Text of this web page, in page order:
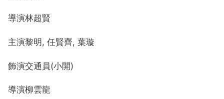
導演林超賢
主演黎明, 任賢齊, 葉璇
飾演交通員(小開)
導演柳雲龍